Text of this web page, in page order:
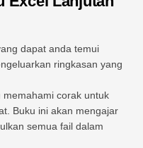
dapat anda temui
ringkasan yang
corak untuk
Buku ini akan mengajar
semua fail dalam